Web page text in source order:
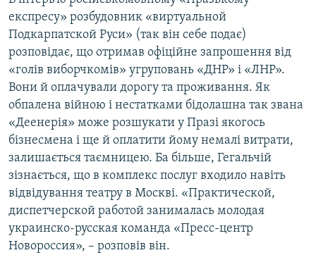
експресу» розбудовник «виртуальной
Подкарпатской Руси» (так він себе подає)
розповідає, що отримав офіційне запрошення від
«голів виборчкомів» угруповань «ДНР» і «ЛНР».
Вони й оплачували дорогу та проживання. Як
обпалена війною і нестатками бідолашна так звана
«Деенерія» може розшукати у Празі якогось
бізнесмена і ще й оплатити йому немалі витрати,
залишається таємницею. Ба більше, Гегальчій
зізнається, що в комплекс послуг входило навіть
відвідування театру в Москві. «Практической,
диспетчерской работой занималась молодая
украинско-русская команда «Пресс-центр
Новороссия», – розповів він.